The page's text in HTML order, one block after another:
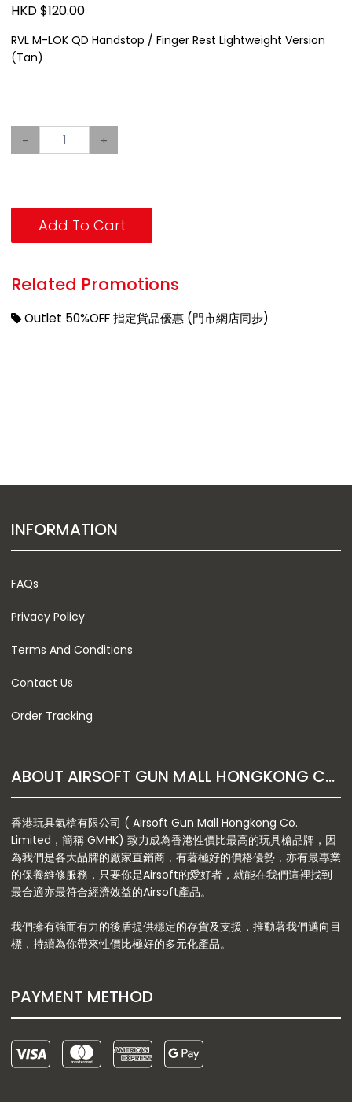
HKD $120.00
RVL M-LOK QD Handstop / Finger Rest Lightweight Version
(Tan)
- +
Add To Cart
Related Promotions
Outlet 50%OFF 指定貨品優惠 (門市網店同步)
INFORMATION
FAQs
Privacy Policy
Terms And Conditions
Contact Us
Order Tracking
ABOUT AIRSOFT GUN MALL HONGKONG CO. LTD
香港玩具氣槍有限公司 ( Airsoft Gun Mall Hongkong Co.
Limited，簡稱 GMHK) 致力成為香港性價比最高的玩具槍品牌，因
為我們是各大品牌的廠家直銷商，有著極好的價格優勢，亦有最專業
的保養維修服務，只要你是Airsoft的愛好者，就能在我們這裡找到
最合適亦最符合經濟效益的Airsoft產品。
我們擁有強而有力的後盾提供穩定的存貨及支援，推動著我們邁向目
標，持續為你帶來性價比極好的多元化產品。
PAYMENT METHOD